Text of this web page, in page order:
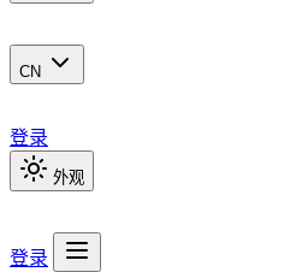
CN
登录
外观
登录